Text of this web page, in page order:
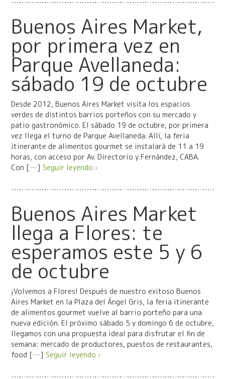
Buenos Aires Market,
por primera vez en
Parque Avellaneda:
sábado 19 de octubre
Desde 2012, Buenos Aires Market visita los espacios
verdes de distintos barrios porteños con su mercado y
patio gastronómico. El sábado 19 de octubre, por primera
vez llega el turno de Parque Avellaneda. Allí, la feria
itinerante de alimentos gourmet se instalará de 11 a 19
horas, con acceso por Av. Directorio y Fernández, CABA.
Con […] Seguir leyendo ›
Buenos Aires Market
llega a Flores: te
esperamos este 5 y 6
de octubre
¡Volvemos a Flores! Después de nuestro exitoso Buenos
Aires Market en la Plaza del Ángel Gris, la feria itinerante
de alimentos gourmet vuelve al barrio porteño para una
nueva edición. El próximo sábado 5 y domingo 6 de octubre,
llegamos con una propuesta ideal para disfrutar el fin de
semana: mercado de productores, puestos de restaurantes,
food […] Seguir leyendo ›